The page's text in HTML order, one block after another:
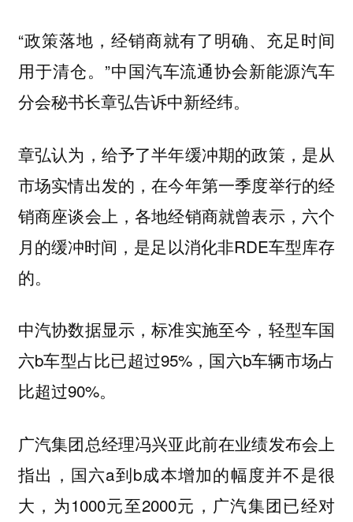
“政策落地，经销商就有了明确、充足时间
用于清仓。”中国汽车流通协会新能源汽车
分会秘书长章弘告诉中新经纬。
章弘认为，给予了半年缓冲期的政策，是从
市场实情出发的，在今年第一季度举行的经
销商座谈会上，各地经销商就曾表示，六个
月的缓冲时间，是足以消化非RDE车型库存
的。
中汽协数据显示，标准实施至今，轻型车国
六b车型占比已超过95%，国六b车辆市场占
比超过90%。
广汽集团总经理冯兴亚此前在业绩发布会上
指出，国六a到b成本增加的幅度并不是很
大，为1000元至2000元，广汽集团已经对